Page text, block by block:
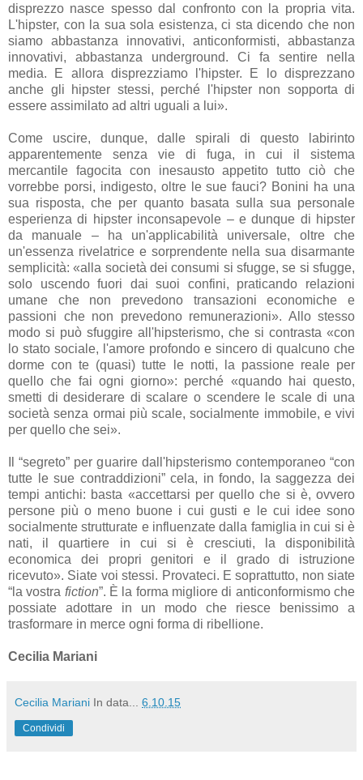
disprezzo nasce spesso dal confronto con la propria vita.
L'hipster, con la sua sola esistenza, ci sta dicendo che non
siamo abbastanza innovativi, anticonformisti, abbastanza
innovativi, abbastanza underground. Ci fa sentire nella
media. E allora disprezziamo l'hipster. E lo disprezzano
anche gli hipster stessi, perché l'hipster non sopporta di
essere assimilato ad altri uguali a lui».
Come uscire, dunque, dalle spirali di questo labirinto
apparentemente senza vie di fuga, in cui il sistema
mercantile fagocita con inesausto appetito tutto ciò che
vorrebbe porsi, indigesto, oltre le sue fauci? Bonini ha una
sua risposta, che per quanto basata sulla sua personale
esperienza di hipster inconsapevole – e dunque di hipster
da manuale – ha un'applicabilità universale, oltre che
un'essenza rivelatrice e sorprendente nella sua disarmante
semplicità: «alla società dei consumi si sfugge, se si sfugge,
solo uscendo fuori dai suoi confini, praticando relazioni
umane che non prevedono transazioni economiche e
passioni che non prevedono remunerazioni». Allo stesso
modo si può sfuggire all'hipsterismo, che si contrasta «con
lo stato sociale, l'amore profondo e sincero di qualcuno che
dorme con te (quasi) tutte le notti, la passione reale per
quello che fai ogni giorno»: perché «quando hai questo,
smetti di desiderare di scalare o scendere le scale di una
società senza ormai più scale, socialmente immobile, e vivi
per quello che sei».
Il “segreto” per guarire dall'hipsterismo contemporaneo “con
tutte le sue contraddizioni” cela, in fondo, la saggezza dei
tempi antichi: basta «accettarsi per quello che si è, ovvero
persone più o meno buone i cui gusti e le cui idee sono
socialmente strutturate e influenzate dalla famiglia in cui si è
nati, il quartiere in cui si è cresciuti, la disponibilità
economica dei propri genitori e il grado di istruzione
ricevuto». Siate voi stessi. Provateci. E soprattutto, non siate
“la vostra fiction”. È la forma migliore di anticonformismo che
possiate adottare in un modo che riesce benissimo a
trasformare in merce ogni forma di ribellione.
Cecilia Mariani
Cecilia Mariani In data... 6.10.15
Condividi